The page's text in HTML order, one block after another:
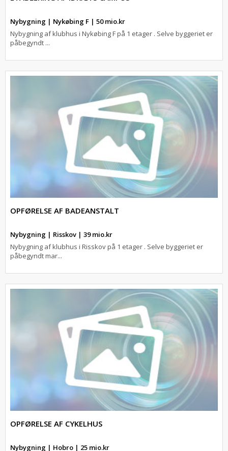
Nybygning | Nykøbing F | 50 mio.kr
Nybygning af klubhus i Nykøbing F på 1 etager . Selve byggeriet er
påbegyndt ...
OPFØRELSE AF BADEANSTALT
Nybygning | Risskov | 39 mio.kr
Nybygning af klubhus i Risskov på 1 etager . Selve byggeriet er
påbegyndt mar...
OPFØRELSE AF CYKELHUS
Nybygning | Hobro | 25 mio.kr